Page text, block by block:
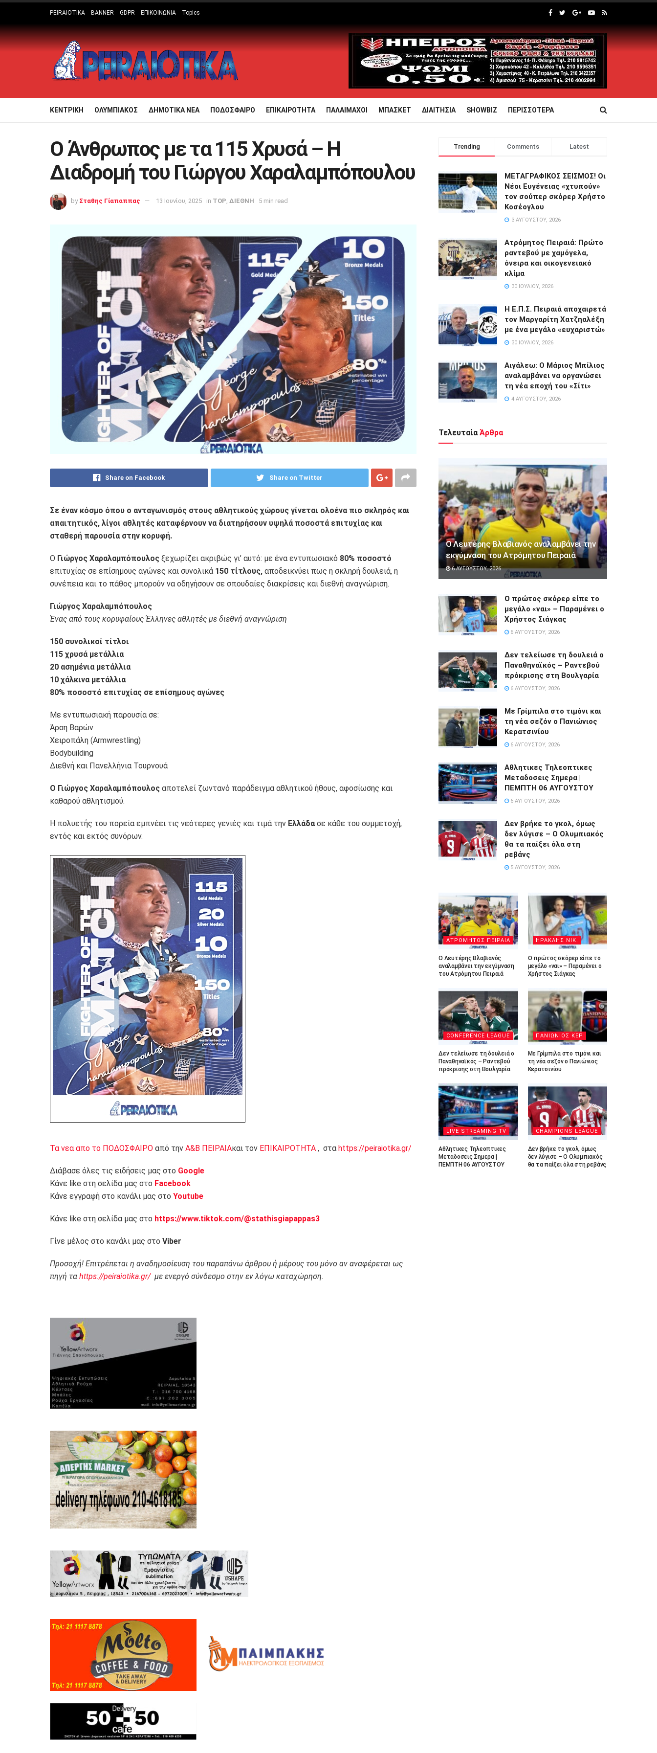
PEIRAIOTIKA BANNER GDPR ΕΠΙΚΟΙΝΩΝΙΑ Topics
ΚΕΝΤΡΙΚΗ ΟΛΥΜΠΙΑΚΟΣ ΔΗΜΟΤΙΚΑ ΝΕΑ ΠΟΔΟΣΦΑΙΡΟ ΕΠΙΚΑΙΡΟΤΗΤΑ ΠΑΛΑΙΜΑΧΟΙ ΜΠΑΣΚΕΤ ΔΙΑΙΤΗΣΙΑ SHOWBIZ ΠΕΡΙΣΣΟΤΕΡΑ
Ο Άνθρωπος με τα 115 Χρυσά – Η
Διαδρομή του Γιώργου Χαραλαμπόπουλου
by Σταθης Γίαπαππας 13 Ιουνίου, 2025 in TOP ΔΙΕΘΝΗ 5 min read
Share on Facebook Share on Twitter
Σε έναν κόσμο όπου ο ανταγωνισμός στους αθλητικούς χώρους γίνεται ολοένα πιο σκληρός και
απαιτητικός, λίγοι αθλητές καταφέρνουν να διατηρήσουν υψηλά ποσοστά επιτυχίας και
σταθερή παρουσία στην κορυφή.
Ο Γιώργος Χαραλαμπόπουλος ξεχωρίζει ακριβώς γι’ αυτό: με ένα εντυπωσιακό 80% ποσοστό
επιτυχίας σε επίσημους αγώνες και συνολικά 150 τίτλους, αποδεικνύει πως η σκληρή δουλειά, η
συνέπεια και το πάθος μπορούν να οδηγήσουν σε σπουδαίες διακρίσεις και διεθνή αναγνώριση.
Γιώργος Χαραλαμπόπουλος
Ένας από τους κορυφαίους Έλληνες αθλητές με διεθνή αναγνώριση
150 συνολικοί τίτλοι
115 χρυσά μετάλλια
20 ασημένια μετάλλια
10 χάλκινα μετάλλια
80% ποσοστό επιτυχίας σε επίσημους αγώνες
Με εντυπωσιακή παρουσία σε:
Άρση Βαρών
Χειροπάλη (Armwrestling)
Bodybuilding
Διεθνή και Πανελλήνια Τουρνουά
Ο Γιώργος Χαραλαμπόπουλος αποτελεί ζωντανό παράδειγμα αθλητικού ήθους, αφοσίωσης και
καθαρού αθλητισμού.
Η πολυετής του πορεία εμπνέει τις νεότερες γενιές και τιμά την Ελλάδα σε κάθε του συμμετοχή,
εντός και εκτός συνόρων.
Τα νεα απο το ΠΟΔΟΣΦΑΙΡΟ από την Α&Β ΠΕΙΡΑΙΑκαι τον ΕΠΙΚΑΙΡΟΤΗΤΑ , στα https://peiraiotika.gr/
Διάβασε όλες τις ειδήσεις μας στο Google
Κάνε like στη σελίδα μας στο Facebook
Κάνε εγγραφή στο κανάλι μας στο Youtube
Κάνε like στη σελίδα μας στο https://www.tiktok.com/@stathisgiapappas3
Γίνε μέλος στο κανάλι μας στο Viber
Προσοχή! Επιτρέπεται η αναδημοσίευση του παραπάνω άρθρου ή μέρους του μόνο αν αναφέρεται ως
πηγή τα https://peiraiotika.gr/με ενεργό σύνδεσμο στην εν λόγω καταχώρηση.
Trending Comments Latest
ΜΕΤΑΓΡΑΦΙΚΟΣ ΣΕΙΣΜΟΣ! Οι
Νέοι Ευγένειας «χτυπούν»
τον σούπερ σκόρερ Χρήστο
Κοσέογλου
3 ΑΥΓΟΎΣΤΟΥ, 2026
Ατρόμητος Πειραιά: Πρώτο
ραντεβού με χαμόγελα,
όνειρα και οικογενειακό
κλίμα
30 ΙΟΥΛΊΟΥ, 2026
Η Ε.Π.Σ. Πειραιά αποχαιρετά
τον Μαργαρίτη Χατζηαλέξη
με ένα μεγάλο «ευχαριστώ»
30 ΙΟΥΛΊΟΥ, 2026
Αιγάλεω: Ο Μάριος Μπίλιος
αναλαμβάνει να οργανώσει
τη νέα εποχή του «Σίτι»
4 ΑΥΓΟΎΣΤΟΥ, 2026
Τελευταία Άρθρα
Ο Λευτέρης Βλαβιανός αναλαμβάνει την
εκγύμναση του Ατρόμητου Πειραιά
6 ΑΥΓΟΎΣΤΟΥ, 2026
Ο πρώτος σκόρερ είπε το
μεγάλο «ναι» – Παραμένει ο
Χρήστος Σιάγκας
6 ΑΥΓΟΎΣΤΟΥ, 2026
Δεν τελείωσε τη δουλειά ο
Παναθηναϊκός – Ραντεβού
πρόκρισης στη Βουλγαρία
6 ΑΥΓΟΎΣΤΟΥ, 2026
Με Γρίμπιλα στο τιμόνι και
τη νέα σεζόν ο Πανιώνιος
Κερατσινίου
6 ΑΥΓΟΎΣΤΟΥ, 2026
Αθλητικες Τηλεοπτικες
Μεταδοσεις Σημερα |
ΠΕΜΠΤΗ 06 ΑΥΓΟΥΣΤΟΥ
6 ΑΥΓΟΎΣΤΟΥ, 2026
Δεν βρήκε το γκολ, όμως
δεν λύγισε – Ο Ολυμπιακός
θα τα παίξει όλα στη
ρεβάνς
5 ΑΥΓΟΎΣΤΟΥ, 2026
ΑΤΡΟΜΗΤΟΣ ΠΕΙΡΑΙΑ
Ο Λευτέρης Βλαβιανός
αναλαμβάνει την εκγύμναση
του Ατρόμητου Πειραιά
ΗΡΑΚΛΗΣ ΝΙΚ.
Ο πρώτος σκόρερ είπε το
μεγάλο «ναι» – Παραμένει ο
Χρήστος Σιάγκας
CONFERENCE LEAGUE
Δεν τελείωσε τη δουλειά ο
Παναθηναϊκός – Ραντεβού
πρόκρισης στη Βουλγαρία
ΠΑΝΙΩΝΙΟΣ ΚΕΡ
Με Γρίμπιλα στο τιμόνι και
τη νέα σεζόν ο Πανιώνιος
Κερατσινίου
LIVE STREAMING TV
Αθλητικες Τηλεοπτικες
Μεταδοσεις Σημερα |
ΠΕΜΠΤΗ 06 ΑΥΓΟΥΣΤΟΥ
CHAMPIONS LEAGUE
Δεν βρήκε το γκολ, όμως
δεν λύγισε – Ο Ολυμπιακός
θα τα παίξει όλα στη ρεβάνς